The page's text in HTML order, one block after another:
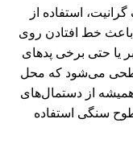
استفاده از
باعث خط افتادن روی
یا حتی برخی پدهای
می‌شود که محل
از دستمال‌های
سنگی استفاده